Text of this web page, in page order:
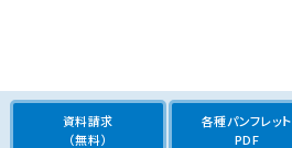
資料請求
（無料）
各種パンフレット
PDF